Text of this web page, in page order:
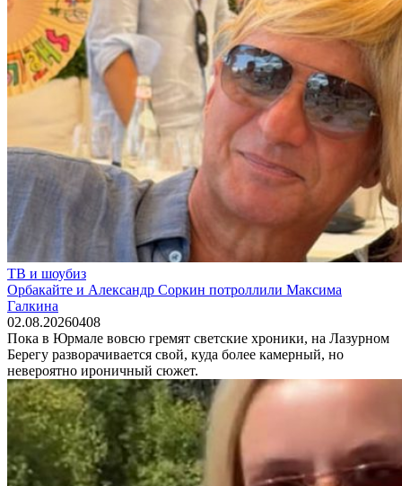
ТВ и шоубиз
Орбакайте и Александр Соркин потроллили Максима
Галкина
02.08.20260408
Пока в Юрмале вовсю гремят светские хроники, на Лазурном
Берегу разворачивается свой, куда более камерный, но
невероятно ироничный сюжет.